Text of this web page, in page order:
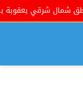
شرقي بعقوبة